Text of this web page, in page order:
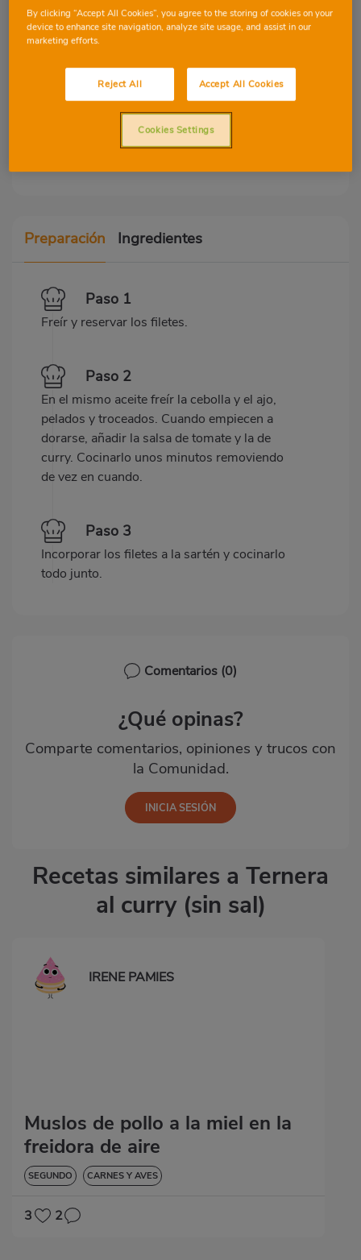
Kcal
CHO
33.10
gr
Proteínas
19
gr
Grasa
Preparación Ingredientes
Paso 1
Freír y reservar los filetes.
Paso 2
En el mismo aceite freír la cebolla y el ajo,
pelados y troceados. Cuando empiecen a
dorarse, añadir la salsa de tomate y la de
curry. Cocinarlo unos minutos removiendo
de vez en cuando.
Paso 3
Incorporar los filetes a la sartén y cocinarlo
todo junto.
Comentarios (0)
¿Qué opinas?
Comparte comentarios, opiniones y trucos con
la Comunidad.
Recetas similares a Ternera
al curry (sin sal)
IRENE PAMIES
Muslos de pollo a la miel en la
freidora de aire
SEGUNDO CARNES Y AVES
3 2
By clicking “Accept All Cookies”, you agree to the storing of cookies on your
device to enhance site navigation, analyze site usage, and assist in our
marketing efforts.
Reject All Accept All Cookies
Cookies Settings